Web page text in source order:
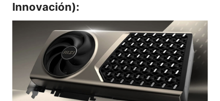
Innovación):